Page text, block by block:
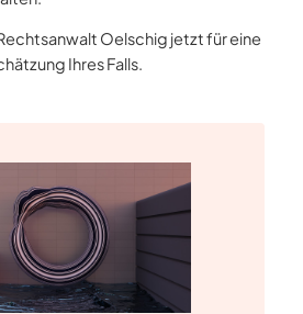
Oelschig jetzt für eine
Ihres Falls.